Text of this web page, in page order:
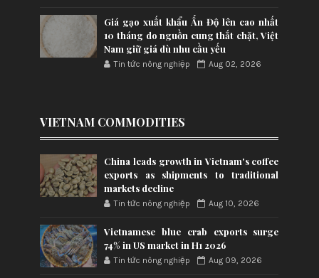
Giá gạo xuất khẩu Ấn Độ lên cao nhất
10 tháng do nguồn cung thắt chặt, Việt
Nam giữ giá dù nhu cầu yếu
Tin tức nông nghiệp Aug 02, 2026
VIETNAM COMMODITIES
China leads growth in Vietnam's coffee
exports as shipments to traditional
markets decline
Tin tức nông nghiệp Aug 10, 2026
Vietnamese blue crab exports surge
74% in US market in H1 2026
Tin tức nông nghiệp Aug 09, 2026